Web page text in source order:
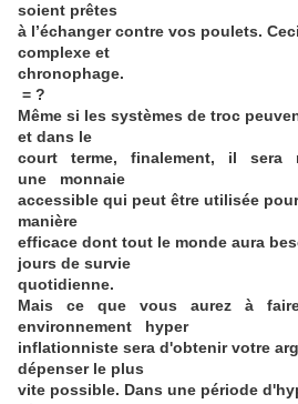
soient prêtes
à l’échanger contre vos poulets.
complexe et
chronophage.
= ?
Même si les systèmes de troc
et dans le
court terme, finalement, il sera
une monnaie
accessible qui peut être utilisée
manière
efficace dont tout le monde aura
jours de survie
quotidienne.
Mais ce que vous aurez à
environnement hyper
inflationniste sera d'obtenir votre
dépenser le plus
vite possible. Dans une période